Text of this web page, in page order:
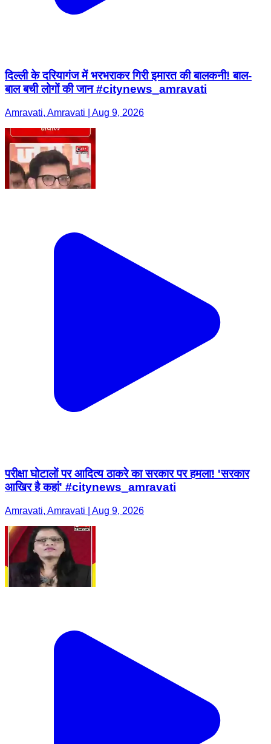
दिल्ली के दरियागंज में भरभराकर गिरी इमारत की बालकनी! बाल-
बाल बची लोगों की जान #citynews_amravati
Amravati, Amravati | Aug 9, 2026
परीक्षा घोटालों पर आदित्य ठाकरे का सरकार पर हमला! 'सरकार
आखिर है कहां' #citynews_amravati
Amravati, Amravati | Aug 9, 2026